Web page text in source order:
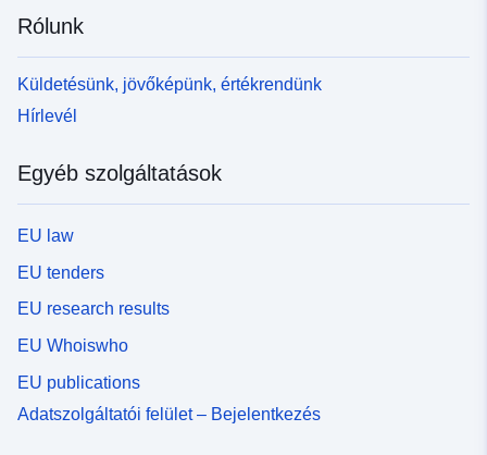
Rólunk
Küldetésünk, jövőképünk, értékrendünk
Hírlevél
Egyéb szolgáltatások
EU law
EU tenders
EU research results
EU Whoiswho
EU publications
Adatszolgáltatói felület – Bejelentkezés